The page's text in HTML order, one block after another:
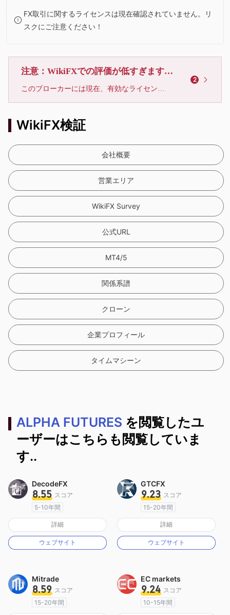
6
7
8
9
4
5
6
7
9
4
5
6
7
9
FX取引に関するライセンスは現在確認されていません。リ
スクにご注意ください！
注意：WikiFXでの評価が低すぎます、利用しないでください
このブローカーには現在、有効なライセンスが確認されていません。リスクにご注意下さい！
2
WikiFX検証
会社概要
営業エリア
WikiFX Survey
公式URL
MT4/5
関係系譜
クローン
企業プロフィール
タイムマシーン
ALPHA FUTURES を閲覧したユ
ーザーはこちらも閲覧していま
す..
DecodeFX
8.55 スコア
5-10年間
オーストラリア規制
マーケットメイキングライセンス（MM）
MT4フルライセンス
詳細
ウェブサイト
GTCFX
9.23 スコア
15-20年間
イギリス規制
マーケットメイキングライセンス（MM）
MT4フルライセンス
詳細
ウェブサイト
Mitrade
8.59 スコア
15-20年間
EC markets
9.24 スコア
10-15年間